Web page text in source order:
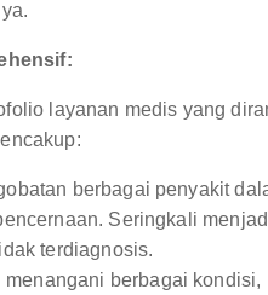
layanan medis yang
berbagai penyakit
Seringkali
terdiagnosis.
menangani berbagai